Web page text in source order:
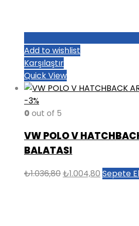
Add to wishlist
Karşılaştır
Quick View
-3%
0 out of 5
VW POLO V
BALATASI
₺1.036,80Orijinal
₺1.004,80 Şu
Sepete